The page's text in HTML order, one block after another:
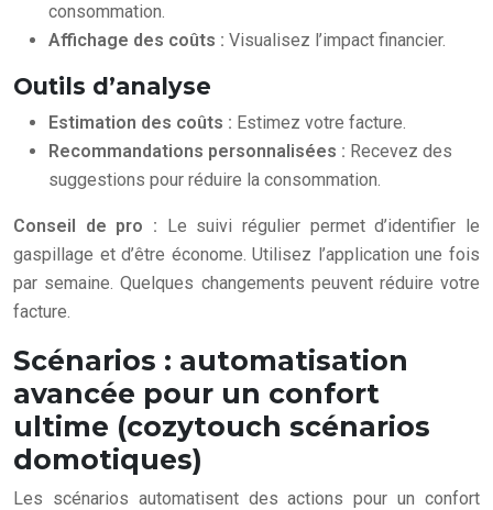
consommation.
Affichage des coûts : Visualisez l’impact financier.
Outils d’analyse
Estimation des coûts : Estimez votre facture.
Recommandations personnalisées : Recevez des
suggestions pour réduire la consommation.
Conseil de pro : Le suivi régulier permet d’identifier le
gaspillage et d’être économe. Utilisez l’application une fois
par semaine. Quelques changements peuvent réduire votre
facture.
Scénarios : automatisation
avancée pour un confort
ultime (cozytouch scénarios
domotiques)
Les scénarios automatisent des actions pour un confort